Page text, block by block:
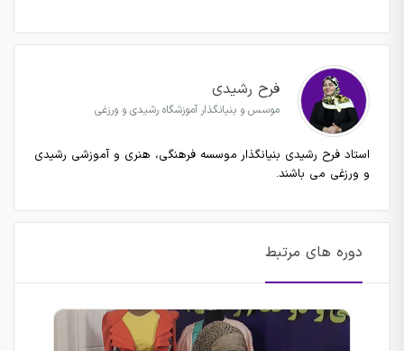
فرح رشیدی
موسس و بنیانگذار آموزشگاه رشیدی و ورزغی
استاد فرح رشیدی بنیانگذار موسسه فرهنگی، هنری و آموزشی رشیدی
و ورزغی می باشند.
دوره های مرتبط